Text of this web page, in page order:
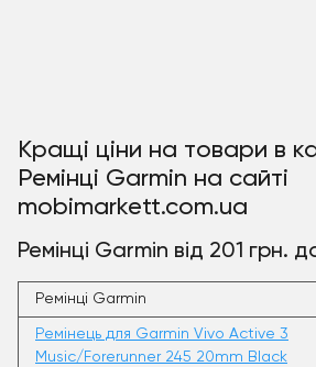
Кращі ціни на товари в
Ремінці Garmin на сайті
mobimarkett.com.ua
Ремінці Garmin від 201 грн.
Ремінці Garmin
Ремінець для Garmin Vivo Active 3
Music/Forerunner 245 20mm Black